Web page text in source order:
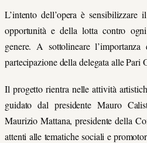
L’intento dell’opera è
opportunità e della lotta contro
genere. A sottolineare
partecipazione della delegata alle Pari
Il progetto rientra nelle attività
guidato dal presidente Mauro
Maurizio Mattana, presidente della
attenti alle tematiche sociali e